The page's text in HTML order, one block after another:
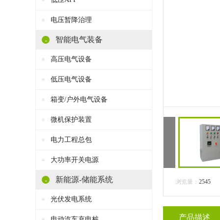
电压暂降治理
- 智能电气装备
高压电气设备
低压电气设备
箱变/户外电气设备
微机保护装置
电力工程总包
大功率开关电源
- 新能源-储能系统
光伏发电系统
浏览量： 2545
产品描述